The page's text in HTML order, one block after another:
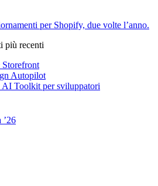
per Shopify, due volte l’anno.
più recenti
Autopilot
AI Toolkit per sviluppatori
’26